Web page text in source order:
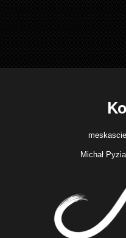
Michał